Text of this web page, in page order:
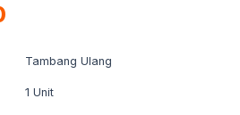
Tambang Ulang
1 Unit